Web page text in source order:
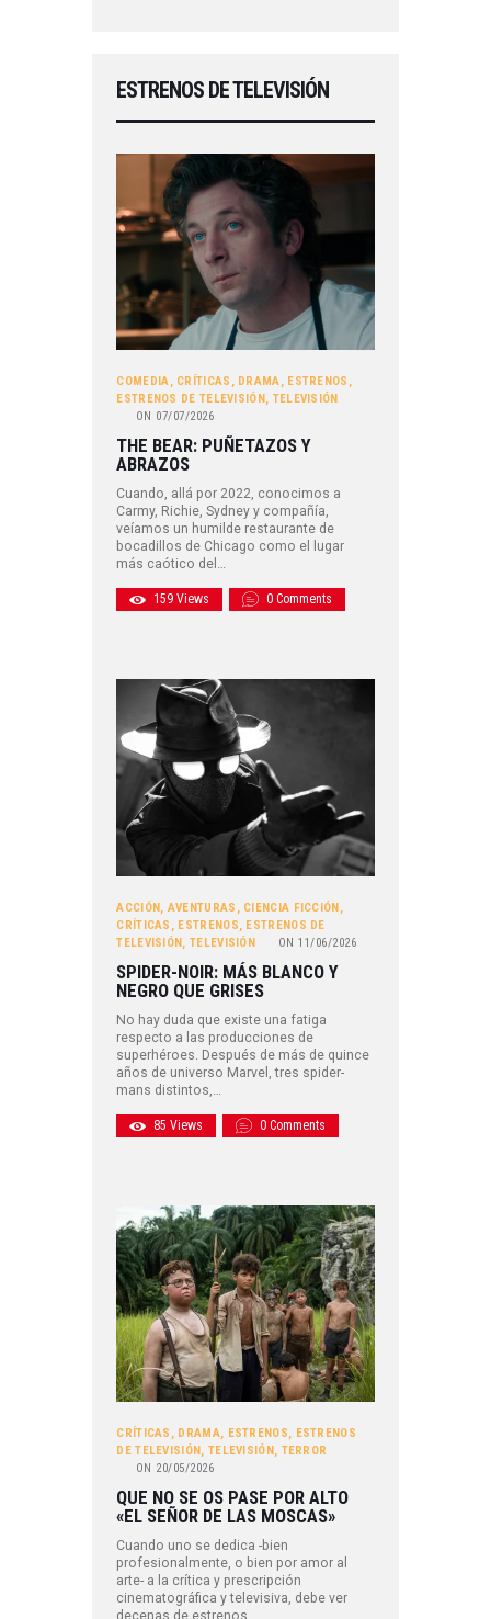
ESTRENOS DE TELEVISIÓN
COMEDIA, CRÍTICAS , DRAMA, ESTRENOS ,
ESTRENOS DE TELEVISIÓN , TELEVISIÓN
ON 07/07/2026
THE BEAR: PUÑETAZOS Y
ABRAZOS
Cuando, allá por 2022, conocimos a
Carmy, Richie, Sydney y compañía,
veíamos un humilde restaurante de
bocadillos de Chicago como el lugar
más caótico del…
159 Views 0 Comments
ACCIÓN, AVENTURAS , CIENCIA FICCIÓN,
CRÍTICAS , ESTRENOS, ESTRENOS DE
TELEVISIÓN, TELEVISIÓN ON 11/06/2026
SPIDER-NOIR: MÁS BLANCO Y
NEGRO QUE GRISES
No hay duda que existe una fatiga
respecto a las producciones de
superhéroes. Después de más de quince
años de universo Marvel, tres spider-
mans distintos,…
85 Views 0 Comments
CRÍTICAS , DRAMA, ESTRENOS, ESTRENOS
DE TELEVISIÓN , TELEVISIÓN , TERROR
ON 20/05/2026
QUE NO SE OS PASE POR ALTO
«EL SEÑOR DE LAS MOSCAS»
Cuando uno se dedica -bien
profesionalmente, o bien por amor al
arte- a la crítica y prescripción
cinematográfica y televisiva, debe ver
decenas de estrenos…